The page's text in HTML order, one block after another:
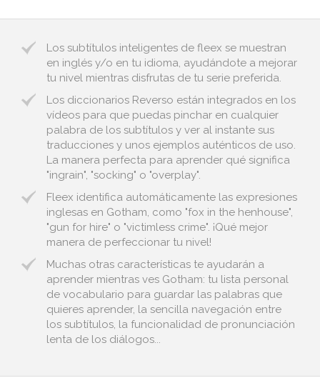
Los subtítulos inteligentes de fleex se muestran
en inglés y/o en tu idioma, ayudándote a mejorar
tu nivel mientras disfrutas de tu serie preferida.
Los diccionarios Reverso están integrados en los
vídeos para que puedas pinchar en cualquier
palabra de los subtítulos y ver al instante sus
traducciones y unos ejemplos auténticos de uso.
La manera perfecta para aprender qué significa
"ingrain", "socking" o "overplay".
Fleex identifica automáticamente las expresiones
inglesas en Gotham, como "fox in the henhouse",
"gun for hire" o "victimless crime". ¡Qué mejor
manera de perfeccionar tu nivel!
Muchas otras características te ayudarán a
aprender mientras ves Gotham: tu lista personal
de vocabulario para guardar las palabras que
quieres aprender, la sencilla navegación entre
los subtítulos, la funcionalidad de pronunciación
lenta de los diálogos...